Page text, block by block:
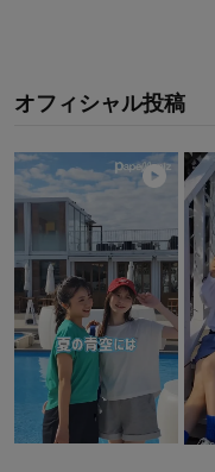
オフィシャル投稿